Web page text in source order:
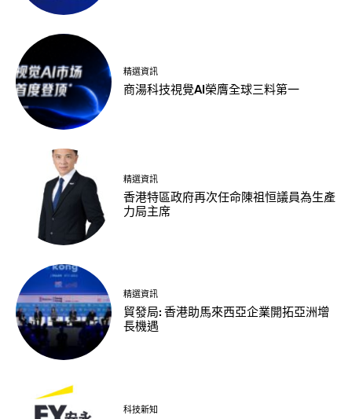
精選資訊
商湯科技視覺AI榮膺全球三料第一
精選資訊
香港特區政府再次任命陳祖恒議員為生產
力局主席
精選資訊
貿發局: 香港助馬來西亞企業開拓亞洲增
長機遇
科技新知